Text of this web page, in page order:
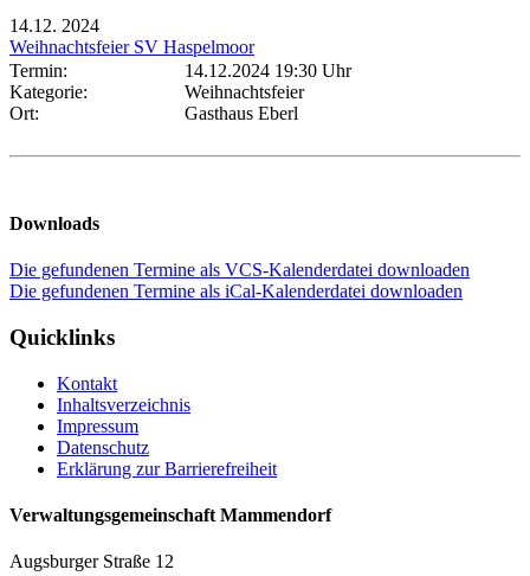
14.12. 2024
Weihnachtsfeier SV Haspelmoor
Termin:
14.12.2024 19:30 Uhr
Kategorie:
Weihnachtsfeier
Ort:
Gasthaus Eberl
Downloads
Die gefundenen Termine als VCS-Kalenderdatei downloaden
Die gefundenen Termine als iCal-Kalenderdatei downloaden
Quicklinks
Kontakt
Inhaltsverzeichnis
Impressum
Datenschutz
Erklärung zur Barrierefreiheit
Verwaltungsgemeinschaft Mammendorf
Augsburger Straße 12